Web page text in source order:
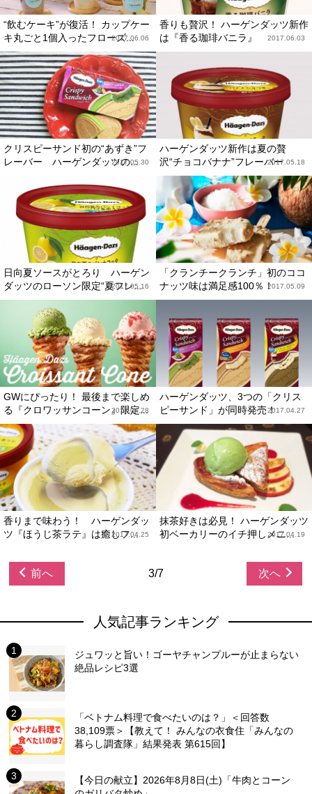
“飲むケーキ”が復活！ カップケー
キ丸ごと1個入ったフローズ...
2017.06.06
香りも贅沢！ ハーゲンダッツ新作
は『香る珈琲バニラ』
2017.06.03
クリスピーサンド初の“あずき”フ
レーバー ハーゲンダッツの...
2017.05.30
ハーゲンダッツ新作は夏の贅
沢“チョコバナナ”フレーバー2017.05.18
日向夏ソースがとろり ハーゲン
ダッツのローソン限定“夏フレ...
2017.05.16
「クランチークランチ」初のココ
ナッツ味は満足感100％！2017.05.09
GWにぴったり！ 最後まで楽しめ
る『クロワッサンコーン』限定...
2017.04.28
ハーゲンダッツ、3つの「クリス
ピーサンド」が同時発売！2017.04.27
香りまで味わう！ ハーゲンダッ
ツ『ほうじ茶ラテ』は癒しフ...
2017.04.25
抹茶好きは必見！ ハーゲンダッツ
初ベーカリーのイチ押しメニ...
2017.04.19
前へ 3/7 次へ
人気記事ランキング
ジュワッと旨い！ゴーヤチャンプルーが止まらない
絶品レシピ3選
「ベトナム料理で食べたいのは？」＜回答数
38,109票＞【教えて！ みんなの衣食住「みんなの
暮らし調査隊」結果発表 第615回】
【今日の献立】2026年8月8日(土)「牛肉とコーン